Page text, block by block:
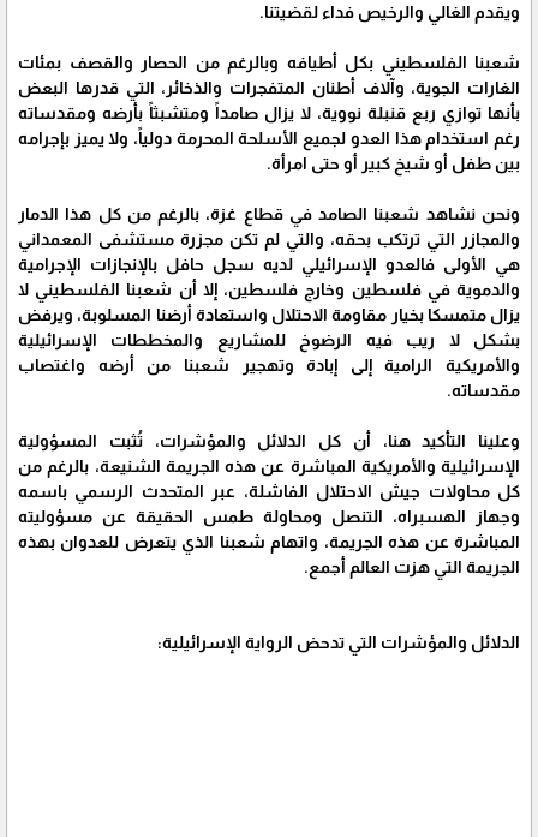
ويقدم الغالي والرخيص فداء لقضيتنا.
شعبنا الفلسطيني بكل أطيافه وبالرغم من الحصار والقصف بمئات
الغارات الجوية، وآلاف أطنان المتفجرات والذخائر، التي قدرها البعض
بأنها توازي ربع قنبلة نووية، لا يزال صامداً ومتشبثاً بأرضه ومقدساته
رغم استخدام هذا العدو لجميع الأسلحة المحرمة دولياً، ولا يميز بإجرامه
بين طفل أو شيخ كبير أو حتى امرأة.
ونحن نشاهد شعبنا الصامد في قطاع غزة، بالرغم من كل هذا الدمار
والمجازر التي ترتكب بحقه، والتي لم تكن مجزرة مستشفى المعمداني
هي الأولى فالعدو الإسرائيلي لديه سجل حافل بالإنجازات الإجرامية
والدموية في فلسطين وخارج فلسطين، إلا أن شعبنا الفلسطيني لا
يزال متمسكا بخيار مقاومة الاحتلال واستعادة أرضنا المسلوبة، ويرفض
بشكل لا ريب فيه الرضوخ للمشاريع والمخططات الإسرائيلية
والأمريكية الرامية إلى إبادة وتهجير شعبنا من أرضه واغتصاب
مقدساته.
وعلينا التأكيد هنا، أن كل الدلائل والمؤشرات، تُثبت المسؤولية
الإسرائيلية والأمريكية المباشرة عن هذه الجريمة الشنيعة، بالرغم من
كل محاولات جيش الاحتلال الفاشلة، عبر المتحدث الرسمي باسمه
وجهاز الهسبراه، التنصل ومحاولة طمس الحقيقة عن مسؤوليته
المباشرة عن هذه الجريمة، واتهام شعبنا الذي يتعرض للعدوان بهذه
الجريمة التي هزت العالم أجمع.
الدلائل والمؤشرات التي تدحض الرواية الإسرائيلية: